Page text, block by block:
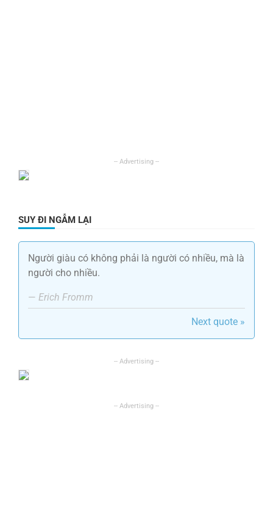
SUY ĐI NGẪM LẠI
Người giàu có không phải là người có nhiều, mà là
người cho nhiều.
— Erich Fromm
Next quote »